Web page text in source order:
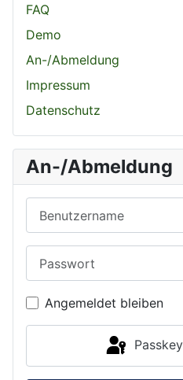
FAQ
Demo
An-/Abmeldung
Impressum
Datenschutz
An-/Abmeldung
Angemeldet bleiben